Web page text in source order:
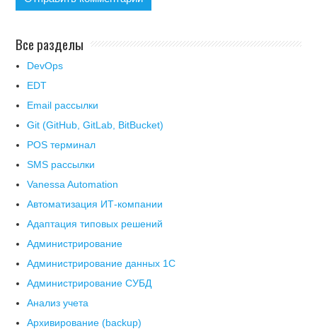
Все разделы
DevOps
EDT
Email рассылки
Git (GitHub, GitLab, BitBucket)
POS терминал
SMS рассылки
Vanessa Automation
Автоматизация ИТ-компании
Адаптация типовых решений
Администрирование
Администрирование данных 1С
Администрирование СУБД
Анализ учета
Архивирование (backup)